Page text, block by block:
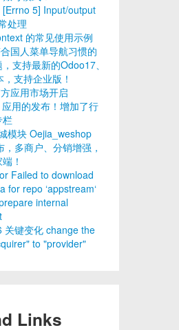
[Errno 5] Input/output
处理
的常见使用示例
国人菜单导航习惯的
支持最新的Odoo17、
支持企业版！
应用市场开启
用的发布！增加了行
栏
模块 Oejia_weshop
，多商户、分销增强，
！
Failed to download
for repo ‘appstream‘
internal
关键变化 change the
to "provider"
Links